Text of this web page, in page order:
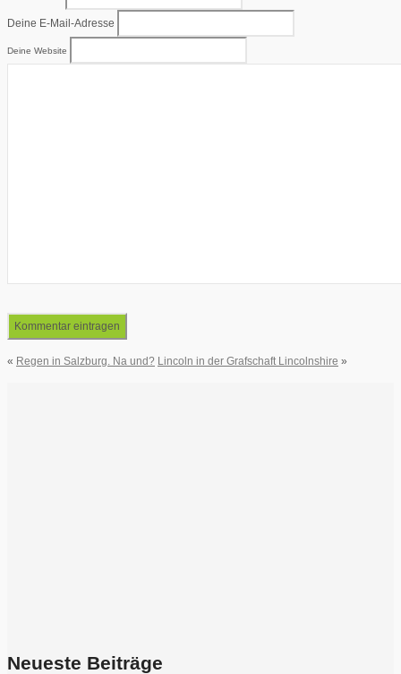
Deine E-Mail-Adresse
Deine Website
« Regen in Salzburg. Na und? Lincoln in der Grafschaft Lincolnshire »
Neueste Beiträge